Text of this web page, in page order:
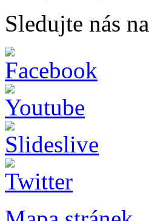
Sledujte nás na